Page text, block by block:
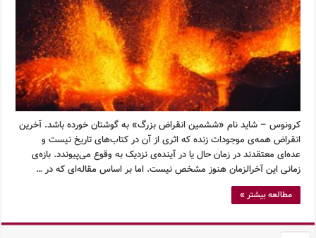
کرونوس – شاید نام «ششمین انقراض بزرگ» به گوشتان خورده باشد. آخرین
انقراض همه‌ی موجودات زنده که اثری از آن در کتاب‌های تاریخ نیست و
عده‌ای معتقدند در زمان حال یا در آینده‌ی نزدیک به وقوع می‌پیوندد. بازه‌ی
زمانی این آخرالزمان هنوز مشخص نیست. اما بر اساس مقاله‌ای که در …
مطالعه بیشتر »